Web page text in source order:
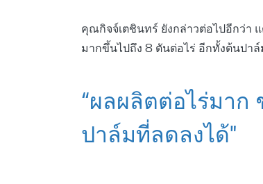
คุณกิจจ์เตชินทร์ ยังกล่าวต่อไปอีกว่า
มากขึ้นไปถึง 8 ตันต่อไร่ อีกทั้งต้นปา
“ผลผลิตต่อไร่มาก
ปาล์มที่ลดลงได้"